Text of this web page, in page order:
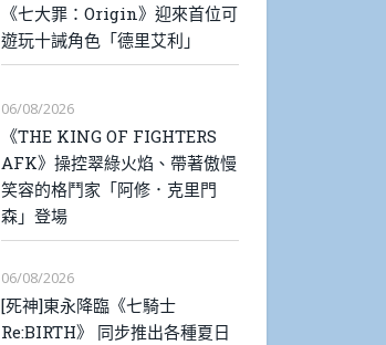
《七大罪：Origin》迎來首位可
遊玩十誡角色「德里艾利」
06/08/2026
《THE KING OF FIGHTERS
AFK》操控翠綠火焰、帶著傲慢
笑容的格鬥家「阿修．克里門
森」登場
06/08/2026
[死神]東永降臨《七騎士
Re:BIRTH》 同步推出各種夏日